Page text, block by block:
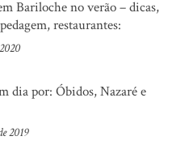
Bariloche no verão – dicas,
restaurantes:
dia por: Óbidos, Nazaré e
2019